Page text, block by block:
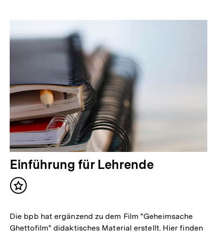
Einführung für Lehrende
Inhalt
Die bpb hat ergänzend zu dem Film "Geheimsache
Ghettofilm" didaktisches Material erstellt. Hier finden